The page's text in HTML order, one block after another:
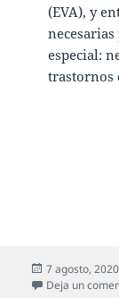
(EVA), y
especial:
trastornos
7 agosto, 2020
Deja un